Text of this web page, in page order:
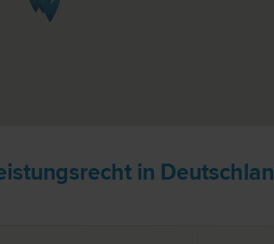
in